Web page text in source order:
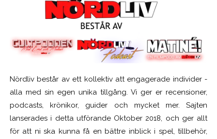
Nördliv består av ett kollektiv att engagerade individer -
alla med sin egen unika tillgång. Vi ger er recensioner,
podcasts, krönikor, guider och mycket mer. Sajten
lanserades i detta utförande Oktober 2018, och ger allt
för att ni ska kunna få en bättre inblick i spel, tillbehör,